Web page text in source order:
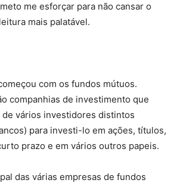
me esforçar para não cansar o
mais palatável.
com os fundos mútuos.
companhias de investimento que
vários investidores distintos
para investi-lo em ações, títulos,
prazo e em vários outros papeis.
das várias empresas de fundos